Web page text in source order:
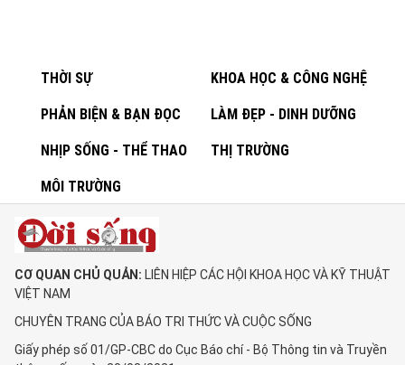
THỜI SỰ KHOA HỌC & CÔNG NGHỆ
PHẢN BIỆN & BẠN ĐỌC LÀM ĐẸP - DINH DƯỠNG
NHỊP SỐNG - THỂ THAO THỊ TRƯỜNG
MÔI TRƯỜNG
CƠ QUAN CHỦ QUẢN: LIÊN HIỆP CÁC HỘI KHOA HỌC VÀ KỸ THUẬT
VIỆT NAM
CHUYÊN TRANG CỦA BÁO TRI THỨC VÀ CUỘC SỐNG
Giấy phép số 01/GP-CBC do Cục Báo chí - Bộ Thông tin và Truyền